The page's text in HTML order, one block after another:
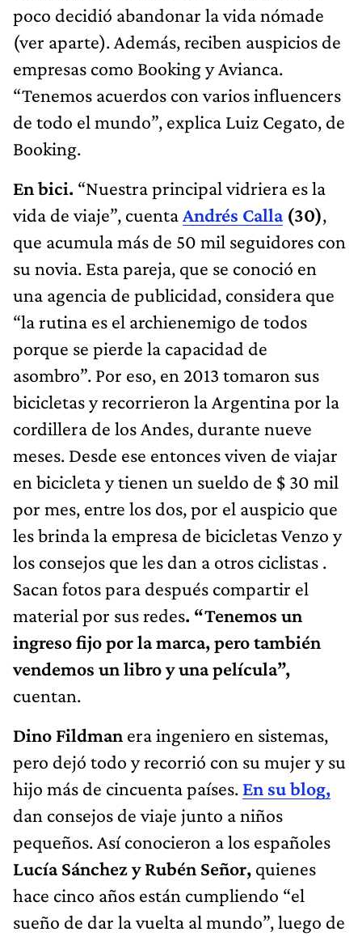
poco decidió abandonar la vida nómade
(ver aparte). Además, reciben auspicios de
empresas como Booking y Avianca.
“Tenemos acuerdos con varios influencers
de todo el mundo”, explica Luiz Cegato, de
Booking.
En bici. “Nuestra principal vidriera es la
vida de viaje”, cuentaAndrés Calla(30),
que acumula más de 50 mil seguidores con
su novia. Esta pareja, que se conoció en
una agencia de publicidad, considera que
“la rutina es el archienemigo de todos
porque se pierde la capacidad de
asombro”. Por eso, en 2013 tomaron sus
bicicletas y recorrieron la Argentina por la
cordillera de los Andes, durante nueve
meses. Desde ese entonces viven de viajar
en bicicleta y tienen un sueldo de $ 30 mil
por mes, entre los dos, por el auspicio que
les brinda la empresa de bicicletas Venzo y
los consejos que les dan a otros ciclistas .
Sacan fotos para después compartir el
material por sus redes. “Tenemos un
ingreso fijo por la marca, pero también
vendemos un libro y una película”,
cuentan.
Dino Fildman era ingeniero en sistemas,
pero dejó todo y recorrió con su mujer y su
hijo más de cincuenta países. En su blog,
dan consejos de viaje junto a niños
pequeños. Así conocieron a los españoles
Lucía Sánchez y Rubén Señor, quienes
hace cinco años están cumpliendo “el
sueño de dar la vuelta al mundo”, luego de